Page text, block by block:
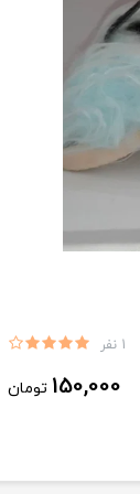
1 نفر
150,000 تومان